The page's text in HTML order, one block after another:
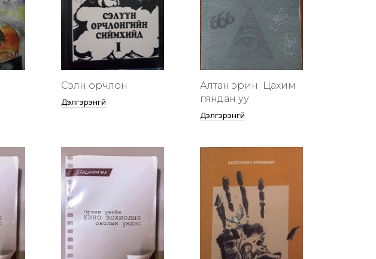
Сэлүүн орчлон
Дэлгэрэнгүй
Алтан эрин үү Цахим
гяндан уу
Дэлгэрэнгүй